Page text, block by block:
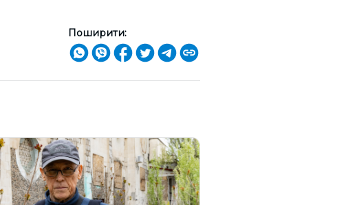
Поширити: